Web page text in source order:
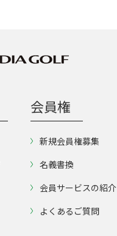
会員権
新規会員権募集
名義書換
会員サービスの紹介
よくあるご質問